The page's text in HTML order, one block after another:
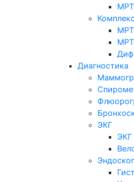
МРТ
МРТ
Диагностика
ЭКГ
ЭКГ